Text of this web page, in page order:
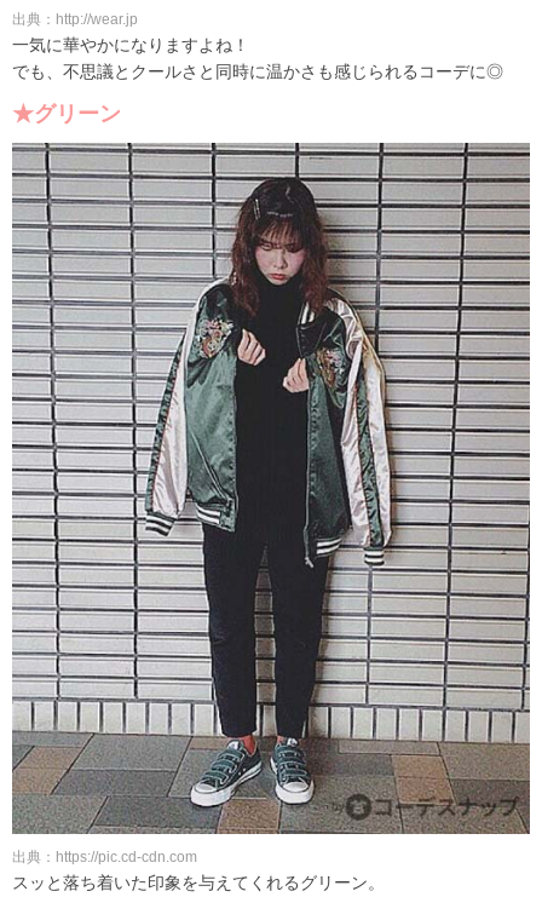
出典：http://wear.jp
一気に華やかになりますよね！
でも、不思議とクールさと同時に温かさも感じられるコーデに◎
★グリーン
出典：https://pic.cd-cdn.com
スッと落ち着いた印象を与えてくれるグリーン。